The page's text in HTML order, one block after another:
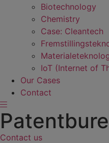
Biotechnology
Chemistry
Case: Cleantech
IoT (Internet of
Our Cases
Contact
Contact us